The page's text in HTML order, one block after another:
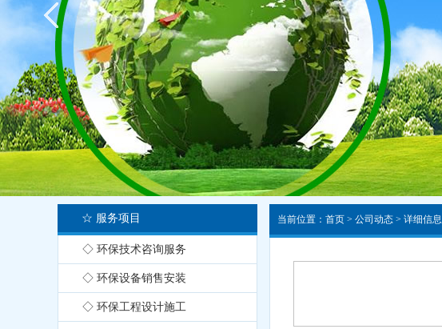
当前位置： 首页 > 公司动态 > 详细信息
☆ 服务项目
◇ 环保技术咨询服务
◇ 环保设备销售安装
◇ 环保工程设计施工